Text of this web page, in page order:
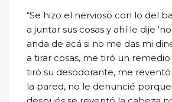
“Se hizo el nervioso con lo del
a juntar sus cosas y ahí le dije
anda de acá si no me das mi
a tirar cosas, me tiró un
tiró su desodorante, me
la pared, no le denuncié